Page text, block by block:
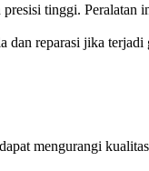
tinggi.
dan reparasi jika
mengurangi